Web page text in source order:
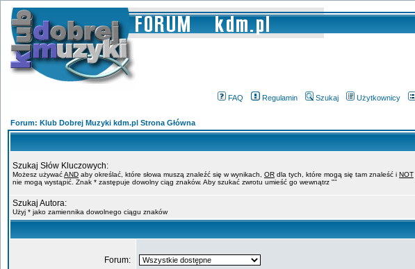
FAQ Regulamin Szukaj Użytkownicy
Forum: Klub Dobrej Muzyki kdm.pl Strona Główna
Szukaj Słów Kluczowych:
Możesz używaćAND aby określać, które słowa muszą znaleźć się w wynikach, OR dla tych, które mogą się tam znaleść i NOT
nie mogą wystąpić. Znak * zastępuje dowolny ciąg znaków. Aby szukać zwrotu umieść go wewnątrz ""
Szukaj Autora:
Użyj * jako zamiennika dowolnego ciągu znaków
Forum: